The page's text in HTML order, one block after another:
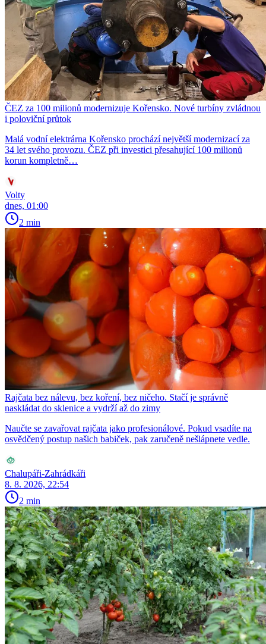
ČEZ za 100 milionů modernizuje Kořensko. Nové turbíny zvládnou
i poloviční průtok
Malá vodní elektrárna Kořensko prochází největší modernizací za
34 let svého provozu. ČEZ při investici přesahující 100 milionů
korun kompletně…
Volty
dnes, 01:00
2 min
Rajčata bez nálevu, bez koření, bez ničeho. Stačí je správně
naskládat do sklenice a vydrží až do zimy
Naučte se zavařovat rajčata jako profesionálové. Pokud vsadíte na
osvědčený postup našich babiček, pak zaručeně nešlápnete vedle.
Chalupáři-Zahrádkáři
8. 8. 2026, 22:54
2 min